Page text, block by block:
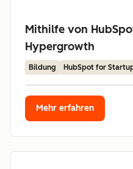
Mithilfe von
Hypergrowth
Bildung HubSpot for
Mehr erfahren